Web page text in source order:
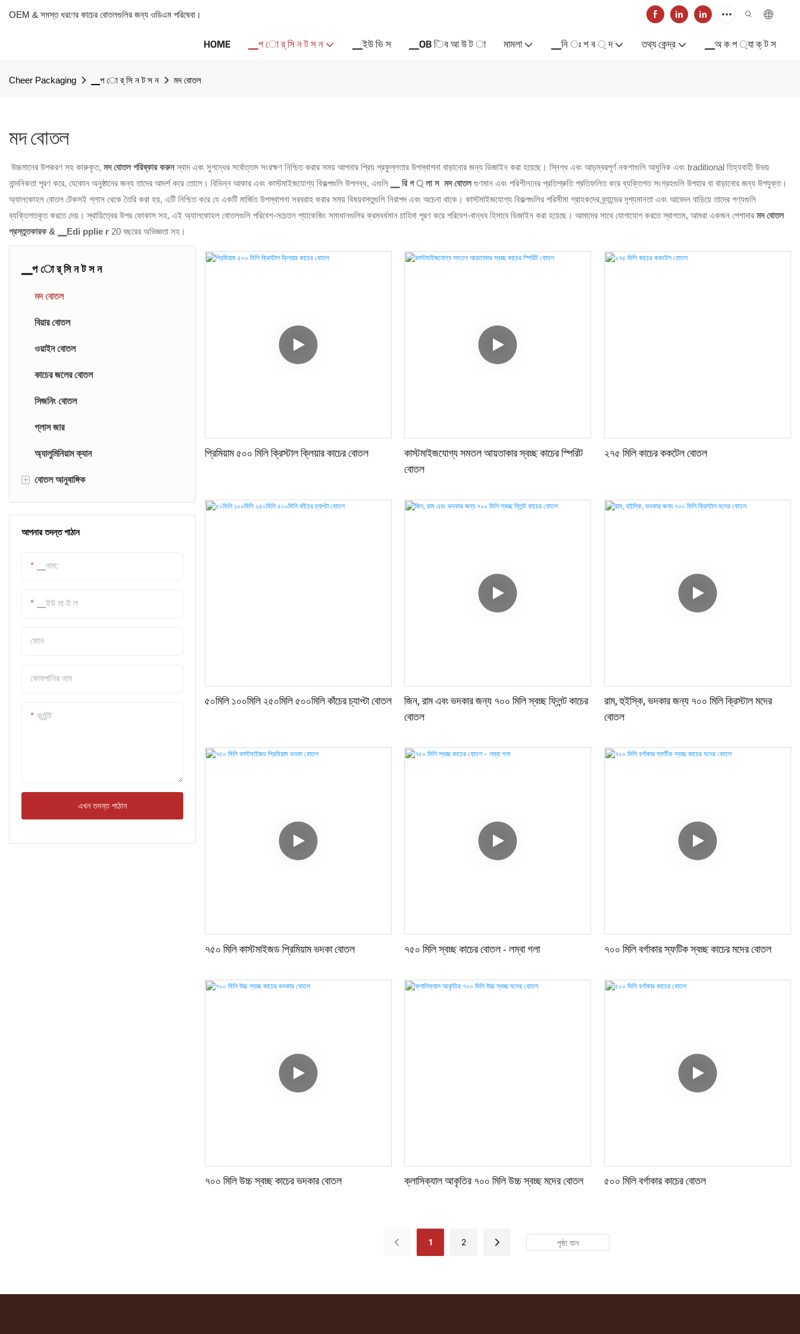
OEM & সমস্ত ধরণের কাচের বোতলগুলির জন্য ওডিএম পরিষেবা।
HOME ▁প ো র্ সি ন ট স ন ▁ইউ ভি স ▁OB িব আ উ ট া মামলা ▁নি ঃ শ ব ্ দ তথ্য কেন্দ্র ▁অ ক প ্যা ক্ ট স
Cheer Packaging ▁প ো র্ সি ন ট স ন মদ বোতল
মদ বোতল
উচ্চমানের উপকরণ সহ কারুকৃত, মদ বোতল পরিষ্কার করুনস্বাদ এবং সুগন্ধের সর্বোত্তম সংরক্ষণ নিশ্চিত করার সময় আপনার প্রিয় প্রফুল্লতার উপস্থাপনা বাড়ানোর জন্য ডিজাইন করা হয়েছে। স্নিগ্ধ এবং আড়ম্বরপূর্ণ নকশাগুলি আধুনিক এবং traditional তিহ্যবাহী উভয়
নান্দনিকতা পূরণ করে, যেকোন অনুষ্ঠানের জন্য তাদের আদর্শ করে তোলে। বিভিন্ন আকার এবং কাস্টমাইজযোগ্য বিকল্পগুলি উপলব্ধ, এগুলি
▁ রি গ ্ লা স মদ বোতলগুণমান এবং পরিশীলনের প্রতিশ্রুতি প্রতিফলিত করে ব্যক্তিগত সংগ্রহগুলি উপহার বা বাড়ানোর জন্য উপযুক্ত।
অ্যালকোহল বোতল টেকসই গ্লাস থেকে তৈরি করা হয়, এটি নিশ্চিত করে যে একটি মার্জিত উপস্থাপনা সরবরাহ করার সময় বিষয়বস্তুগুলি নিরাপদ এবং অচেনা থাকে। কাস্টমাইজযোগ্য বিকল্পগুলির পরিসীমা গ্রাহকদের ব্র্যান্ডের দৃশ্যমানতা এবং আবেদন বাড়িয়ে তাদের পণ্যগুলি
ব্যক্তিগতকৃত করতে দেয়। স্থায়িত্বের উপর ফোকাস সহ, এই অ্যালকোহল বোতলগুলি পরিবেশ-সচেতন প্যাকেজিং সমাধানগুলির ক্রমবর্ধমান চাহিদা পূরণ করে পরিবেশ-বান্ধব হিসাবে ডিজাইন করা হয়েছে। আমাদের সাথে যোগাযোগ করতে স্বাগতম, আমরা একজন পেশাদার মদ বোতল
প্রস্তুতকারক & ▁Edi pplie r 20 বছরের অভিজ্ঞতা সহ।
▁প ো র্ সি ন ট স ন
মদ বোতল
বিয়ার বোতল
ওয়াইন বোতল
কাচের জলের বোতল
সিজনিং বোতল
গ্লাস জার
অ্যালুমিনিয়াম ক্যান
+ বোতল আনুষাঙ্গিক
বোতল ক্যাপ
বোতল কর্ক
বোতল ওপেনার
আপনার তদন্ত পাঠান
▁নাম:
▁ইউ মা ই ল
ফোন
কোমপানির নাম
কন্টেন্ট
এখন তদন্ত পাঠান
প্রিমিয়াম ৫০০ মিলি ক্রিস্টাল ক্লিয়ার কাচের বোতল
কাস্টমাইজযোগ্য সমতল আয়তাকার স্বচ্ছ কাচের স্পিরিট
বোতল
২৭৫ মিলি কাচের ককটেল বোতল
৫০মিলি ১০০মিলি ২৫০মিলি ৫০০মিলি কাঁচের চ্যাপ্টা বোতল
জিন, রাম এবং ভদকার জন্য ৭০০ মিলি স্বচ্ছ ফ্লিন্ট কাচের
বোতল
রাম, হুইস্কি, ভদকার জন্য ৭০০ মিলি ক্রিস্টাল মদের
বোতল
৭৫০ মিলি কাস্টমাইজড প্রিমিয়াম ভদকা বোতল ৭৫০ মিলি স্বচ্ছ কাচের বোতল - লম্বা গলা ৭০০ মিলি বর্গাকার স্ফটিক স্বচ্ছ কাচের মদের বোতল
৭০০ মিলি উচ্চ স্বচ্ছ কাচের ভদকার বোতল ক্লাসিক্যাল আকৃতির ৭০০ মিলি উচ্চ স্বচ্ছ মদের বোতল ৫০০ মিলি বর্গাকার কাচের বোতল
1 2